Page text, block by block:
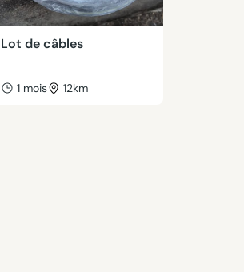
Lot de câbles
1 mois 12km